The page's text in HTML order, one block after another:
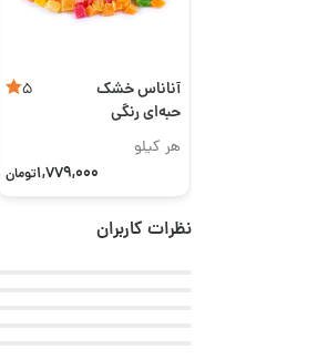
آناناس خشک
حبه‌ای رنگی
5
هر کیلو
1,779,000تومان
نظرات کاربران